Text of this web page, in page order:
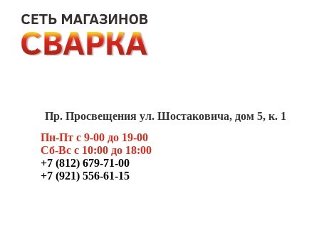
Пр. Просвещения ул. Шостаковича, дом 5, к. 1
Пн-Пт с 9-00 до 19-00
Сб-Вс с 10:00 до 18:00
+7 (812) 679-71-00
+7 (921) 556-61-15